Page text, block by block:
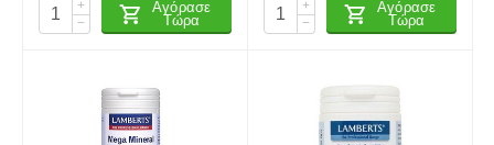
+
−
Αγόρασε
Τώρα
+
−
Αγόρασε
Τώρα